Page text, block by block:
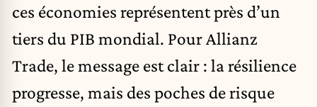
ces économies représentent près d’un
tiers du PIB mondial. Pour Allianz
Trade, le message est clair : la résilience
progresse, mais des poches de risque